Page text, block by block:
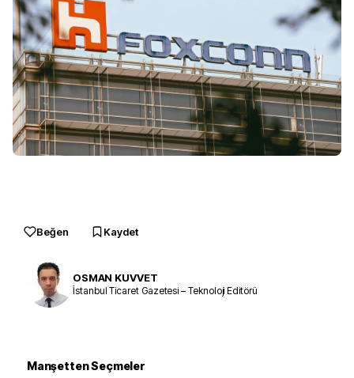
Beğen Kaydet
OSMAN KUVVET
İstanbul Ticaret Gazetesi – Teknoloji Editörü
Manşetten Seçmeler